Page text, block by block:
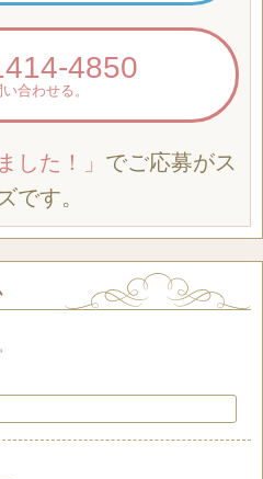
4850
合わせる。
した！」 でご応募がス
です。